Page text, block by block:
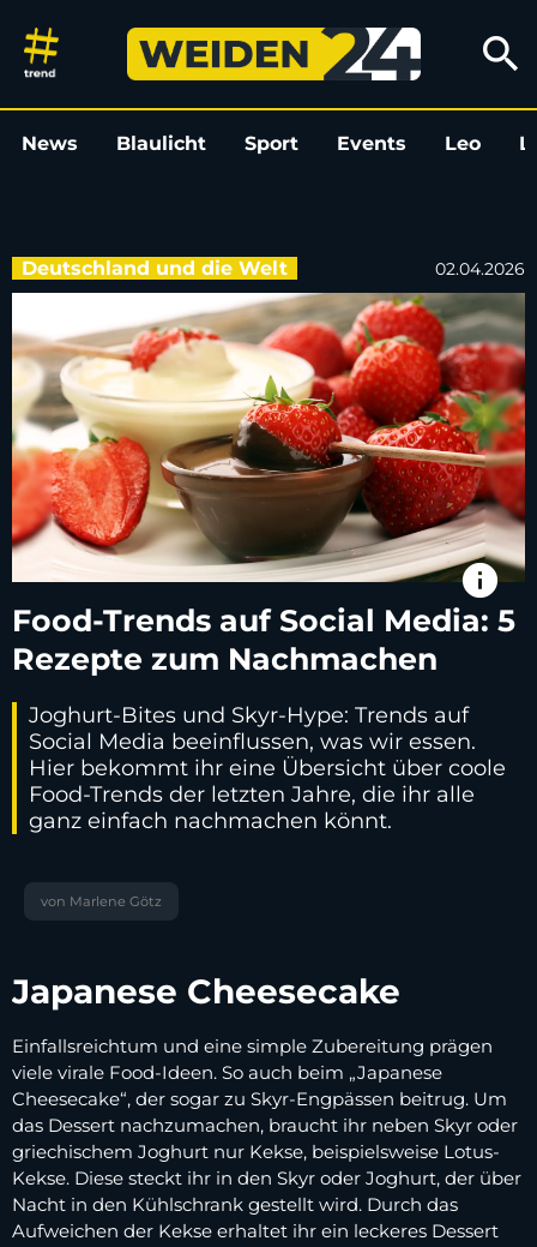
Food-Trends auf Social
search
News Blaulicht Sport Events Leo
Deutschland und die Welt 02.04.2026
info
Food-Trends auf Social Media: 5
Rezepte zum Nachmachen
Joghurt-Bites und Skyr-Hype: Trends auf
Social Media beeinflussen, was wir essen.
Hier bekommt ihr eine Übersicht über coole
Food-Trends der letzten Jahre, die ihr alle
ganz einfach nachmachen könnt.
von Marlene Götz
Japanese Cheesecake
Einfallsreichtum und eine simple Zubereitung prägen
viele virale Food-Ideen. So auch beim „Japanese
Cheesecake“, der sogar zu Skyr-Engpässen beitrug. Um
das Dessert nachzumachen, braucht ihr neben Skyr oder
griechischem Joghurt nur Kekse, beispielsweise Lotus-
Kekse. Diese steckt ihr in den Skyr oder Joghurt, der über
Nacht in den Kühlschrank gestellt wird. Durch das
Aufweichen der Kekse erhaltet ihr ein leckeres Dessert